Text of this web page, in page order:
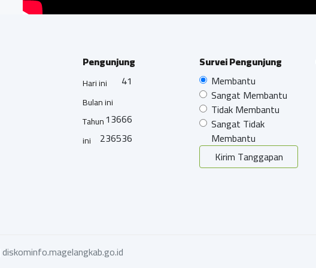
Pengunjung
Hari ini 41
Bulan ini
13666
Tahun
ini
236536
Survei Pengunjung
Membantu
Sangat Membantu
Tidak Membantu
Sangat Tidak
Membantu
Kirim Tanggapan
diskominfo.magelangkab.go.id